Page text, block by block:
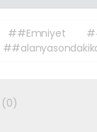
##Emniyet
(0)